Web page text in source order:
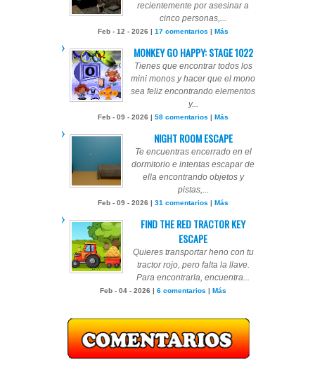
recientemente por asesinar a
cinco personas,...
Feb - 12 - 2026 | 17 comentarios | Más
MONKEY GO HAPPY: STAGE 1022
Tienes que encontrar todos los
mini monos y hacer que el mono
sea feliz encontrando elementos
y...
Feb - 09 - 2026 | 58 comentarios | Más
NIGHT ROOM ESCAPE
Te encuentras encerrado en el
dormitorio e intentas escapar de
ella encontrando objetos y
pistas,...
Feb - 09 - 2026 | 31 comentarios | Más
FIND THE RED TRACTOR KEY
ESCAPE
Quieres transportar heno con tu
tractor rojo, pero falta la llave.
Para encontrarla, encuentra...
Feb - 04 - 2026 | 6 comentarios | Más